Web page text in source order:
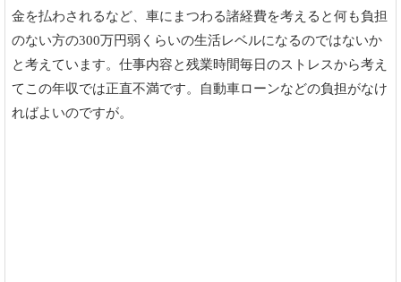
金を払わされるなど、車にまつわる諸経費を考えると何も負担
のない方の300万円弱くらいの生活レベルになるのではないか
と考えています。仕事内容と残業時間毎日のストレスから考え
てこの年収では正直不満です。自動車ローンなどの負担がなけ
ればよいのですが。